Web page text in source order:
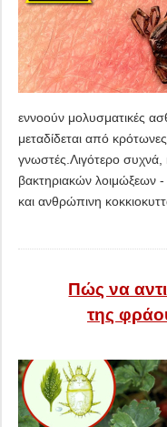
εννοούν μολυσματικές
μεταδίδεται από
γνωστές.Λιγότερο συχνά,
βακτηριακών λοιμώξεων
και ανθρώπινη
Πώς να
της